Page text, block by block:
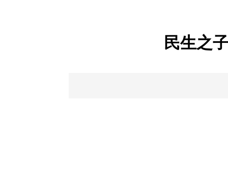
民生之